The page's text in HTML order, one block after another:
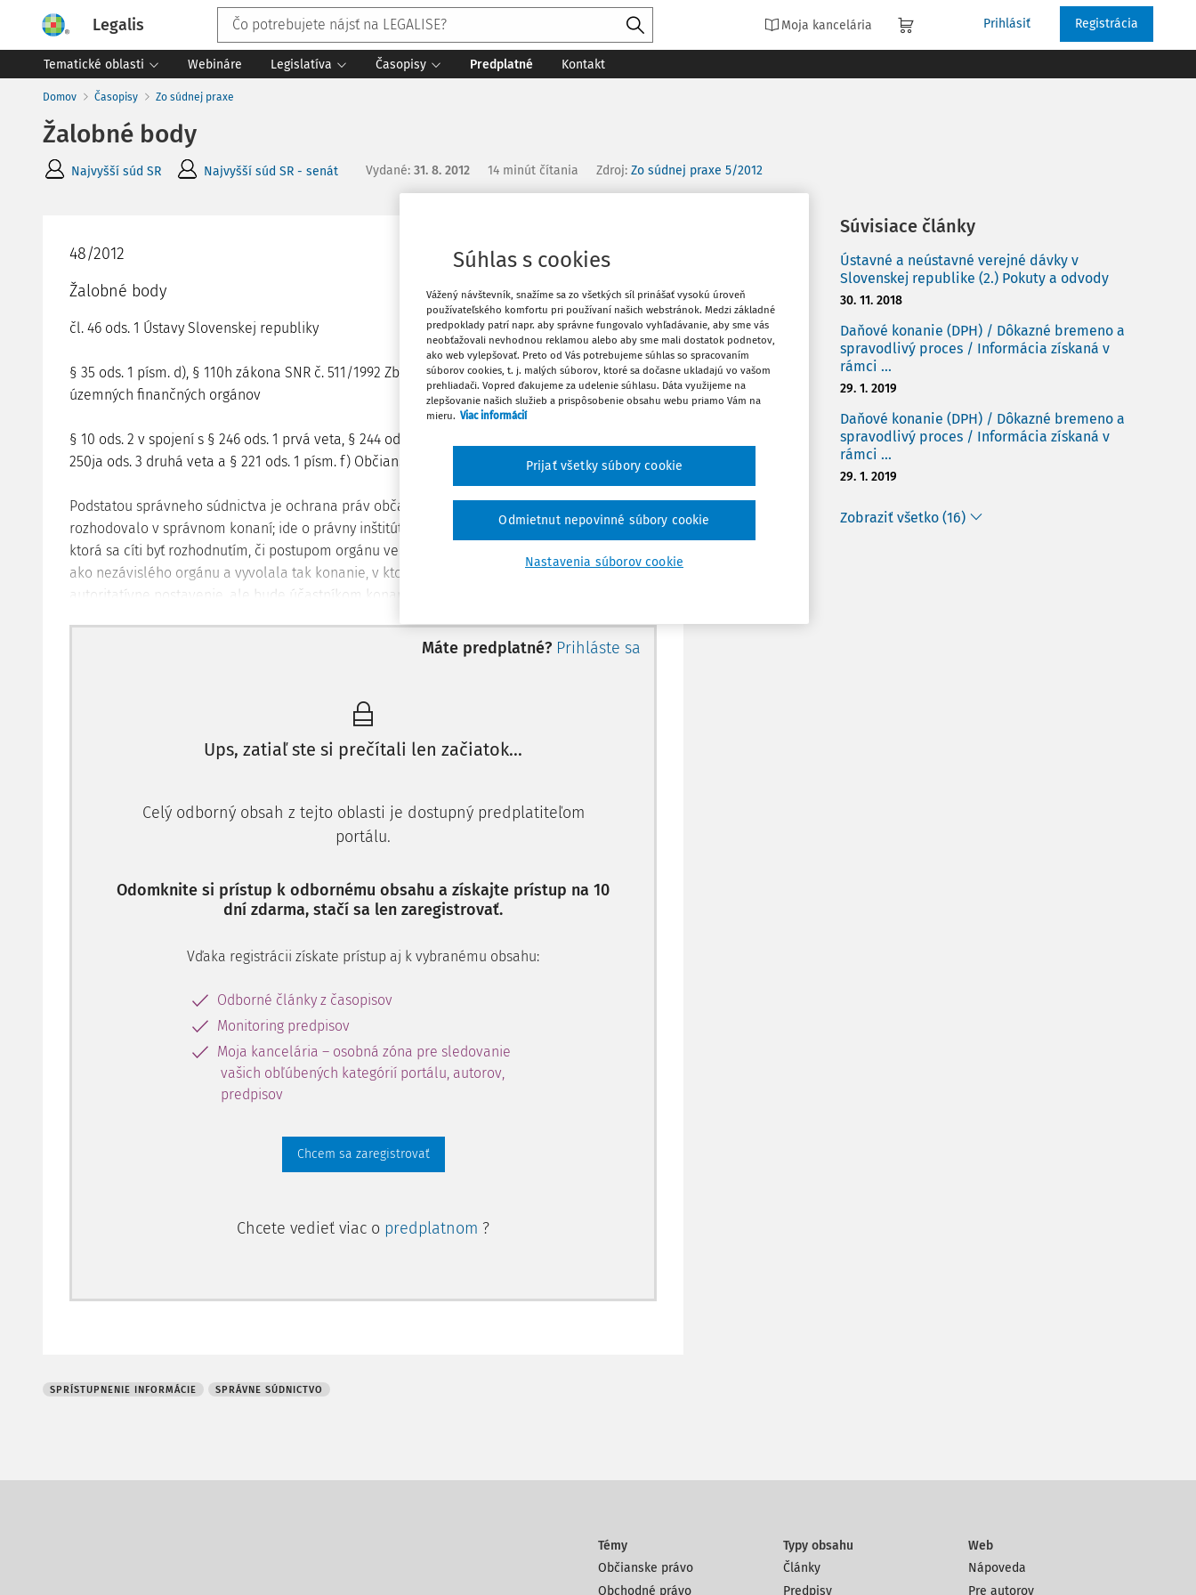
Legalis Moja kancelária Prihlásiť Registrácia
Tematické oblasti Webináre Legislatíva Časopisy Predplatné Kontakt
Domov Časopisy Zo súdnej praxe
Žalobné body
Najvyšší súd SR Najvyšší súd SR - senát Vydané: 31. 8. 2012 14 minút čítania Zdroj: Zo súdnej praxe 5/2012
48/2012
Žalobné body
čl. 46 ods. 1 Ústavy Slovenskej republiky
§ 35 ods. 1 písm. d), § 110h zákona SNR č. 511/1992 Zb. o správe daní a poplatkov a sústave
územných finančných orgánov
§ 10 ods. 2 v spojení s § 246 ods. 1 prvá veta, § 244 ods. 1 a 2, § 247 ods. 1, 2, 3, § 157 ods. 2, §
250ja ods. 3 druhá veta a § 221 ods. 1 písm. f) Občianskeho súdneho poriadku
Podstatou správneho súdnictva je ochrana práv občanov a právnických osôb, o ktorých sa
rozhodovalo v správnom konaní; ide o právny inštitút, ktorý umožňuje, aby sa každá osoba,
ktorá sa cíti byť rozhodnutím, či postupom orgánu verejnej správy poškodená, dovolala súdu,
ako nezávislého orgánu a vyvolala tak konanie, v ktorom správny orgán už nebude mať
autoritatívne postavenie, ale bude účastníkom konania s rovnakými právami ako ten o koho
(ďalej aj "krajský súd") podľa ustanovenia § 250j ods. l Občianskeho súdneho
následne zrušenia rozhodnutia žalovaného z 25. februára 2011, ktorým bolo potvrdené
rozhodnutie správcu dane - daňového úradu Košice IV, zo 14. decembra 2010 a ktorým
správca dane uložil žalobcovi podľa § 35 ods. 1 pí
Máte predplatné? Prihláste sa
Ups, zatiaľ ste si prečítali len začiatok...
Celý odborný obsah z tejto oblasti je dostupný predplatiteľom
portálu.
Odomknite si prístup k odbornému obsahu a získajte prístup na 10
dní zdarma, stačí sa len zaregistrovať.
Vďaka registrácii získate prístup aj k vybranému obsahu:
Odborné články z časopisov
Monitoring predpisov
Moja kancelária – osobná zóna pre sledovanie
vašich obľúbených kategórií portálu, autorov,
predpisov
Chcem sa zaregistrovať
Chcete vedieť viac o predplatnom ?
SPRÍSTUPNENIE INFORMÁCIE SPRÁVNE SÚDNICTVO
Obľúbené
Zdieľať
Súvisiace články
Ústavné a neústavné verejné dávky v
Slovenskej republike (2.) Pokuty a odvody
30. 11. 2018
Daňové konanie (DPH) / Dôkazné bremeno a
spravodlivý proces / Informácia získaná v
rámci ...
29. 1. 2019
Daňové konanie (DPH) / Dôkazné bremeno a
spravodlivý proces / Informácia získaná v
rámci ...
29. 1. 2019
Zobraziť všetko (16)
Témy
Občianske právo
Obchodné právo
Typy obsahu
Články
Predpisy
Web
Nápoveda
Pre autorov
Súhlas s cookies
Vážený návštevník, snažíme sa zo všetkých síl prinášať vysokú úroveň
používateľského komfortu pri používaní našich webstránok. Medzi základné
predpoklady patrí napr. aby správne fungovalo vyhľadávanie, aby sme vás
neobťažovali nevhodnou reklamou alebo aby sme mali dostatok podnetov,
ako web vylepšovať. Preto od Vás potrebujeme súhlas so spracovaním
súborov cookies, t. j. malých súborov, ktoré sa dočasne ukladajú vo vašom
prehliadači. Vopred ďakujeme za udelenie súhlasu. Dáta využijeme na
zlepšovanie našich služieb a prispôsobenie obsahu webu priamo Vám na
mieru. Viac informácií
Nastavenia súborov cookie
Odmietnut nepovinné súbory cookie
Prijať všetky súbory cookie